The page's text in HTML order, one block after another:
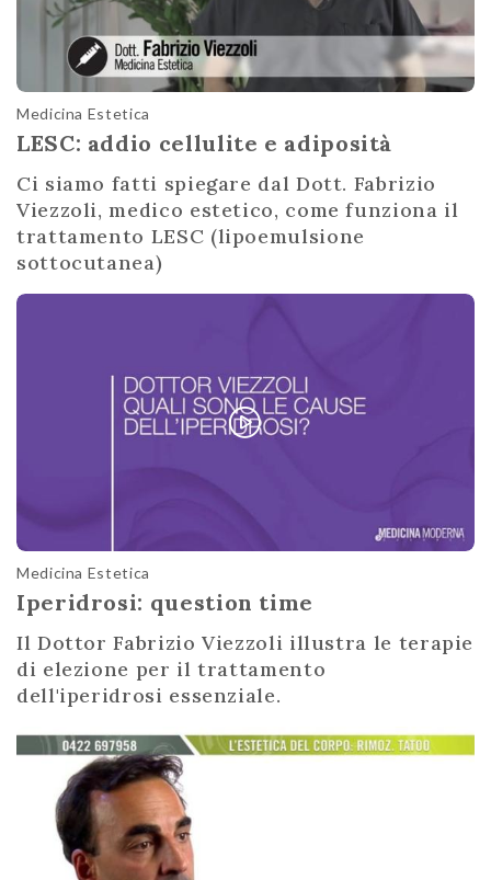
Medicina Estetica
LESC: addio cellulite e adiposità
Ci siamo fatti spiegare dal Dott. Fabrizio
Viezzoli, medico estetico, come funziona il
trattamento LESC (lipoemulsione
sottocutanea)
Medicina Estetica
Iperidrosi: question time
Il Dottor Fabrizio Viezzoli illustra le terapie
di elezione per il trattamento
dell'iperidrosi essenziale.